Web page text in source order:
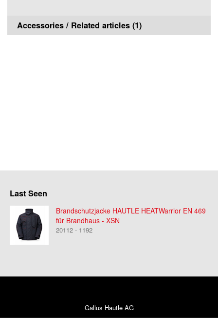
Accessories / Related articles (1)
Last Seen
Brandschutzjacke HAUTLE HEATWarrior EN 469
für Brandhaus - XSN
20112 - 1192
Gallus Hautle AG